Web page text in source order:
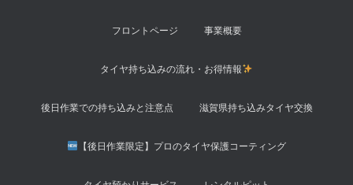
フロントページ 事業概要
タイヤ持ち込みの流れ・お得情報
後日作業での持ち込みと注意点 滋賀県持ち込みタイヤ交換
【後日作業限定】プロのタイヤ保護コーティング